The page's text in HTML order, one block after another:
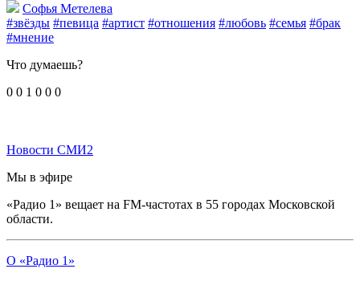
Софья Метелева
#звёзды #певица #артист #отношения #любовь #семья #брак
#мнение
Что думаешь?
0 0 1 0 0 0
Новости СМИ2
Мы в эфире
«Радио 1» вещает на FM-частотах в 55 городах Московской
области.
О «Радио 1»